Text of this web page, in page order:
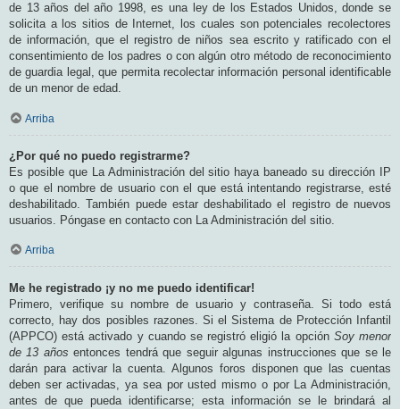
de 13 años del año 1998, es una ley de los Estados Unidos, donde se
solicita a los sitios de Internet, los cuales son potenciales recolectores
de información, que el registro de niños sea escrito y ratificado con el
consentimiento de los padres o con algún otro método de reconocimiento
de guardia legal, que permita recolectar información personal identificable
de un menor de edad.
Arriba
¿Por qué no puedo registrarme?
Es posible que La Administración del sitio haya baneado su dirección IP
o que el nombre de usuario con el que está intentando registrarse, esté
deshabilitado. También puede estar deshabilitado el registro de nuevos
usuarios. Póngase en contacto con La Administración del sitio.
Arriba
Me he registrado ¡y no me puedo identificar!
Primero, verifique su nombre de usuario y contraseña. Si todo está
correcto, hay dos posibles razones. Si el Sistema de Protección Infantil
(APPCO) está activado y cuando se registró eligió la opción Soy menor
de 13 años entonces tendrá que seguir algunas instrucciones que se le
darán para activar la cuenta. Algunos foros disponen que las cuentas
deben ser activadas, ya sea por usted mismo o por La Administración,
antes de que pueda identificarse; esta información se le brindará al